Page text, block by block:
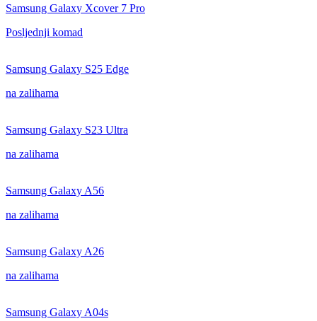
Samsung Galaxy Xcover 7 Pro
Posljednji komad
Samsung Galaxy S25 Edge
na zalihama
Samsung Galaxy S23 Ultra
na zalihama
Samsung Galaxy A56
na zalihama
Samsung Galaxy A26
na zalihama
Samsung Galaxy A04s